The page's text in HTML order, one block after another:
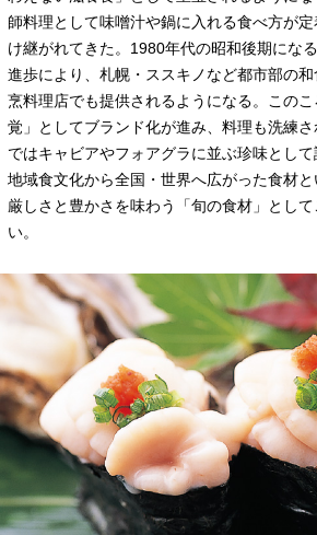
師料理として味噌汁や鍋に入れる食べ方が
け継がれてきた。1980年代の昭和後期にな
進歩により、札幌・ススキノなど都市部の
烹料理店でも提供されるようになる。この
覚」としてブランド化が進み、料理も洗練
ではキャビアやフォアグラに並ぶ珍味として
地域食文化から全国・世界へ広がった食材
厳しさと豊かさを味わう「旬の食材」とし
い。